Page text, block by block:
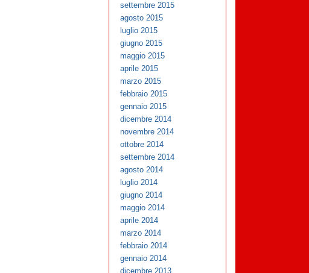
settembre 2015
agosto 2015
luglio 2015
giugno 2015
maggio 2015
aprile 2015
marzo 2015
febbraio 2015
gennaio 2015
dicembre 2014
novembre 2014
ottobre 2014
settembre 2014
agosto 2014
luglio 2014
giugno 2014
maggio 2014
aprile 2014
marzo 2014
febbraio 2014
gennaio 2014
dicembre 2013